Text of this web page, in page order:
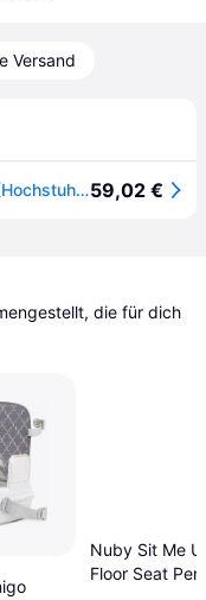
Versand
Dreambaby, Hochstuhl, Sitzerhöhung (Hochstuhl Sitzerhöhung)59,02 €
die für dich
Nuby Sit Me
Floor Seat